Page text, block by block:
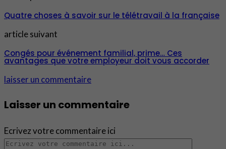
Quatre choses à savoir sur le télétravail à la française
article suivant
Congés pour événement familial, prime… Ces
avantages que votre employeur doit vous accorder
laisser un commentaire
Laisser un commentaire
Ecrivez votre commentaire ici